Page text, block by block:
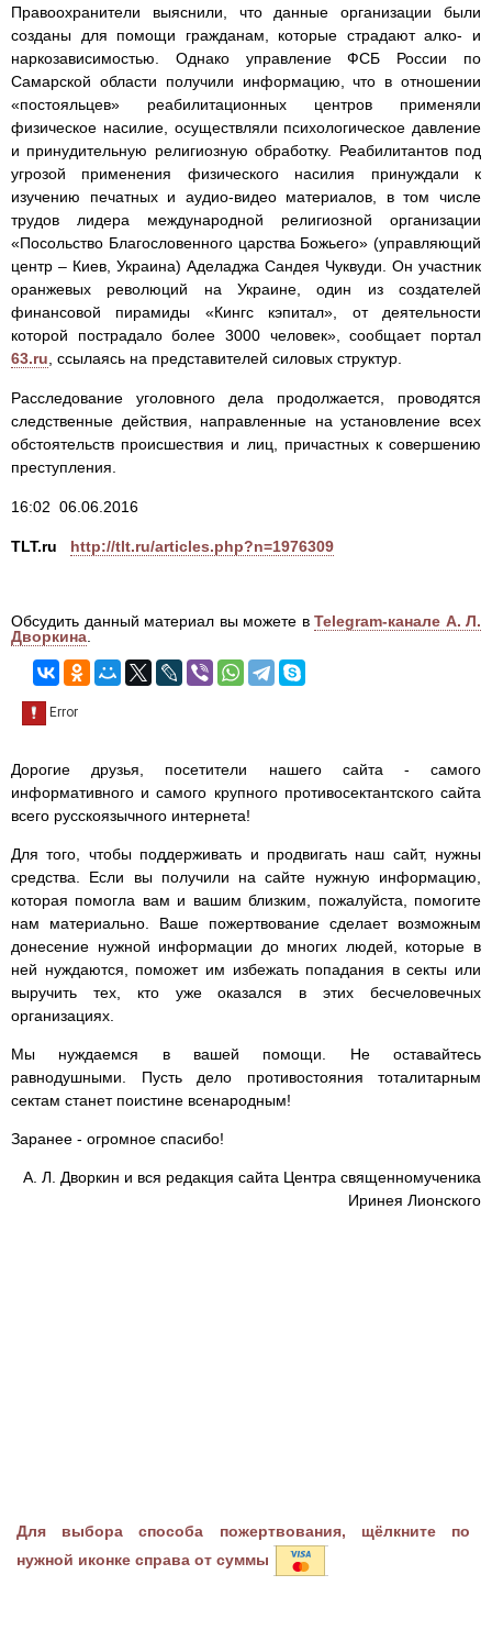
Правоохранители выяснили, что данные организации были
созданы для помощи гражданам, которые страдают алко- и
наркозависимостью. Однако управление ФСБ России по
Самарской области получили информацию, что в отношении
«постояльцев» реабилитационных центров применяли
физическое насилие, осуществляли психологическое давление
и принудительную религиозную обработку. Реабилитантов под
угрозой применения физического насилия принуждали к
изучению печатных и аудио-видео материалов, в том числе
трудов лидера международной религиозной организации
«Посольство Благословенного царства Божьего» (управляющий
центр – Киев, Украина) Аделаджа Сандея Чуквуди. Он участник
оранжевых революций на Украине, один из создателей
финансовой пирамиды «Кингс кэпитал», от деятельности
которой пострадало более 3000 человек», сообщает портал
63.ru, ссылаясь на представителей силовых структур.
Расследование уголовного дела продолжается, проводятся
следственные действия, направленные на установление всех
обстоятельств происшествия и лиц, причастных к совершению
преступления.
16:02 06.06.2016
TLT.ru http://tlt.ru/articles.php?n=1976309
Обсудить данный материал вы можете в Telegram-канале А. Л.
Дворкина.
Дорогие друзья, посетители нашего сайта - самого
информативного и самого крупного противосектантского сайта
всего русскоязычного интернета!
Для того, чтобы поддерживать и продвигать наш сайт, нужны
средства. Если вы получили на сайте нужную информацию,
которая помогла вам и вашим близким, пожалуйста, помогите
нам материально. Ваше пожертвование сделает возможным
донесение нужной информации до многих людей, которые в
ней нуждаются, поможет им избежать попадания в секты или
выручить тех, кто уже оказался в этих бесчеловечных
организациях.
Мы нуждаемся в вашей помощи. Не оставайтесь
равнодушными. Пусть дело противостояния тоталитарным
сектам станет поистине всенародным!
Заранее - огромное спасибо!
А. Л. Дворкин и вся редакция сайта Центра священномученика
Иринея Лионского
Для выбора способа пожертвования, щёлкните по
нужной иконке справа от суммы